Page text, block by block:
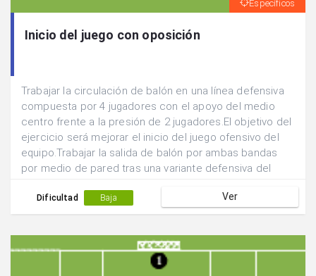
Específicos
Inicio del juego con oposición
Trabajar la circulación de balón en una línea defensiva
compuesta por 4 jugadores con el apoyo del medio
centro frente a la presión de 2 jugadores.El objetivo del
ejercicio será mejorar el inicio del juego ofensivo del
equipo.Trabajar la salida de balón por ambas bandas
por medio de pared tras una variante defensiva del
Dificultad Baja Ver